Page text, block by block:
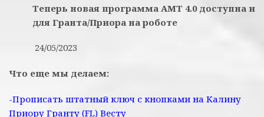
Теперь новая программа АМТ 4.0 доступна и
для Гранта/Приора на роботе
24/05/2023
Что еще мы делаем:
-Прописать штатный ключ с кнопками на Калину
Приору Гранту (FL) Весту